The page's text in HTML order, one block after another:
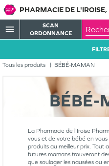
PHARMACIE DE L'IROISE,
menu
SCAN
ORDONNANCE
Tous les produits BÉBÉ-MAMAN
BÉBÉ-
La Pharmacie de l'Iroise
vous et de votre bébé en
produits au meilleur prix. Tout
futures mamans trouveront
que soulager les nausées ou